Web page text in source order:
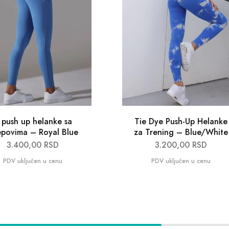
up helanke sa
– Royal Blue
3.400,00 RSD
Tie Dye Push-Up Helanke
za Trening – Blue/White
3.200,00 RSD